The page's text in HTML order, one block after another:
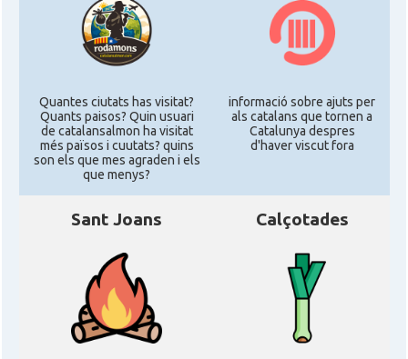
Quantes ciutats has visitat?
Quants paisos? Quin usuari
de catalansalmon ha visitat
més països i cuutats? quins
son els que mes agraden i els
que menys?
informació sobre ajuts per
als catalans que tornen a
Catalunya despres
d'haver viscut fora
Sant Joans Calçotades